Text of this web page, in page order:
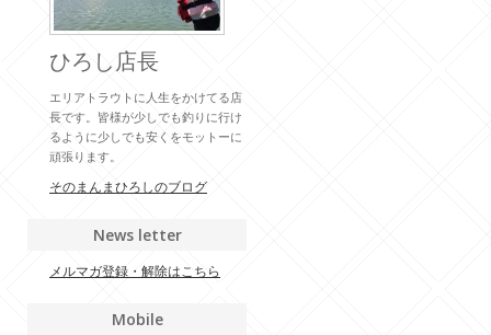
ひろし店長
エリアトラウトに人生をかけてる店
長です。皆様が少しでも釣りに行け
るように少しでも安くをモットーに
頑張ります。
そのまんまひろしのブログ
News letter
メルマガ登録・解除はこちら
Mobile